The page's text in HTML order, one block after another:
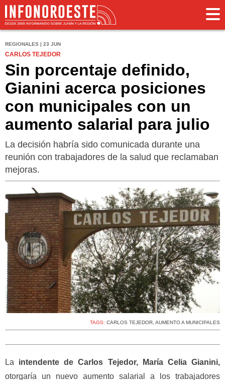
REGIONALES | 23 JUN
CARLOS TEJEDOR
Sin porcentaje definido,
Gianini acerca posiciones
con municipales con un
aumento salarial para julio
La decisión habría sido comunicada durante una
reunión con trabajadores de la salud que reclamaban
mejoras.
TAGS: CARLOS TEJEDOR, AUMENTO A MUNICIPALES
La intendente de Carlos Tejedor, María Celia Gianini,
otorgaría un nuevo aumento salarial a los trabajadores